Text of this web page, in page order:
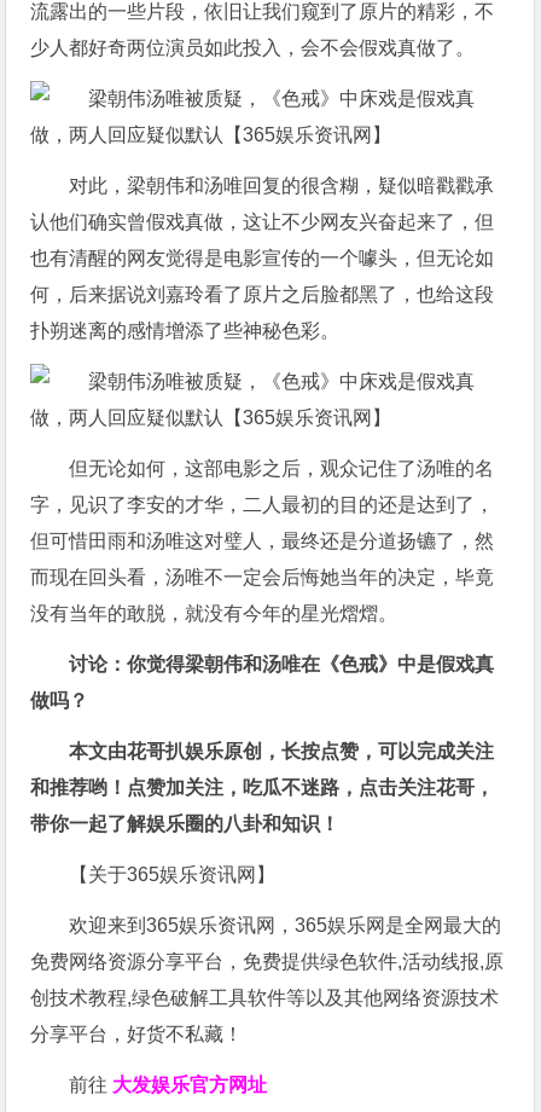
流露出的一些片段，依旧让我们窥到了原片的精彩，不
少人都好奇两位演员如此投入，会不会假戏真做了。
对此，梁朝伟和汤唯回复的很含糊，疑似暗戳戳承
认他们确实曾假戏真做，这让不少网友兴奋起来了，但
也有清醒的网友觉得是电影宣传的一个噱头，但无论如
何，后来据说刘嘉玲看了原片之后脸都黑了，也给这段
扑朔迷离的感情增添了些神秘色彩。
但无论如何，这部电影之后，观众记住了汤唯的名
字，见识了李安的才华，二人最初的目的还是达到了，
但可惜田雨和汤唯这对璧人，最终还是分道扬镳了，然
而现在回头看，汤唯不一定会后悔她当年的决定，毕竟
没有当年的敢脱，就没有今年的星光熠熠。
讨论：你觉得梁朝伟和汤唯在《色戒》中是假戏真
做吗？
本文由花哥扒娱乐原创，长按点赞，可以完成关注
和推荐哟！点赞加关注，吃瓜不迷路，点击关注花哥，
带你一起了解娱乐圈的八卦和知识！
【关于365娱乐资讯网】
欢迎来到365娱乐资讯网，365娱乐网是全网最大的
免费网络资源分享平台，免费提供绿色软件,活动线报,原
创技术教程,绿色破解工具软件等以及其他网络资源技术
分享平台，好货不私藏！
前往 大发娱乐官方网址